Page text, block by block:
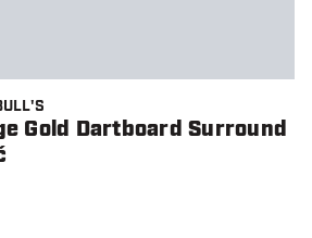
Gold Dartboard Surround